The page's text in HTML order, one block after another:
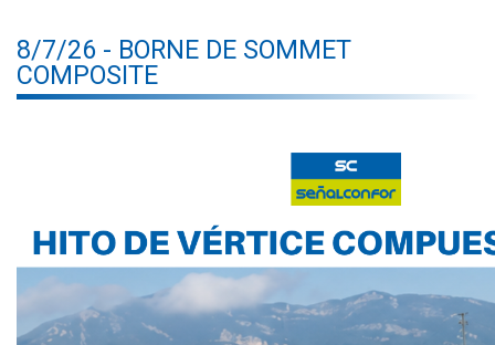
8/7/26 - BORNE DE SOMMET
COMPOSITE